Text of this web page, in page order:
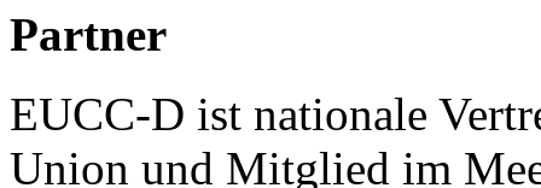
Partner
EUCC-D ist nationale
Union und Mitglied im